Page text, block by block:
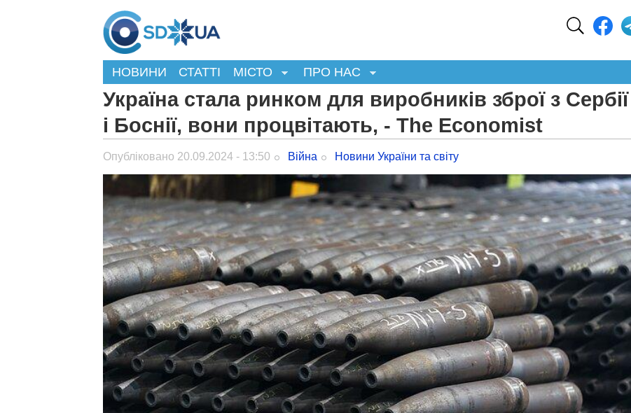
НОВИНИ СТАТТІ МІСТО ПРО НАС
Україна стала ринком для виробників зброї з Сербії
і Боснії, вони процвітають, - The Economist
Опубліковано 20.09.2024 - 13:50 Війна Новини України та світу